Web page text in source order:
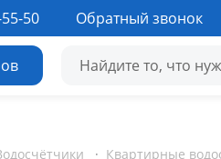
50 Обратный звонок
· Квартирные